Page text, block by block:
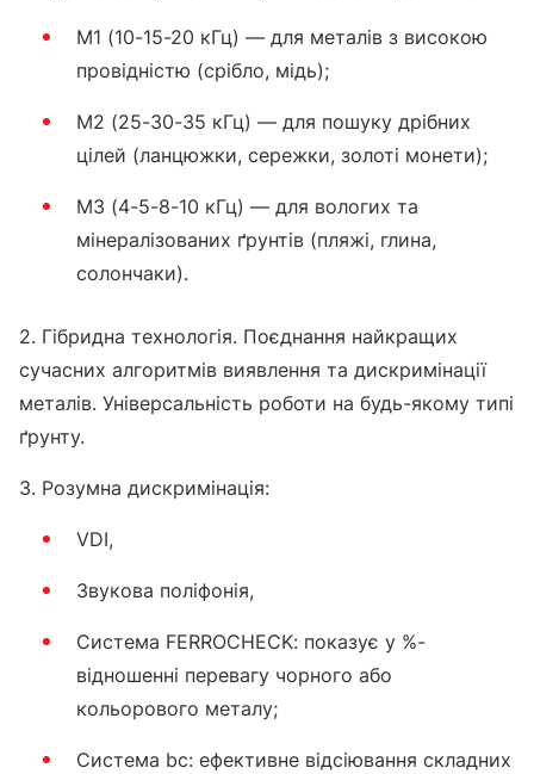
M1 (10-15-20 кГц) — для металів з високою
провідністю (срібло, мідь);
M2 (25-30-35 кГц) — для пошуку дрібних
цілей (ланцюжки, сережки, золоті монети);
M3 (4-5-8-10 кГц) — для вологих та
мінералізованих ґрунтів (пляжі, глина,
солончаки).
2. Гібридна технологія. Поєднання найкращих
сучасних алгоритмів виявлення та дискримінації
металів. Універсальність роботи на будь-якому типі
ґрунту.
3. Розумна дискримінація:
VDI,
Звукова поліфонія,
Система FERROCHECK: показує у %-
відношенні перевагу чорного або
кольорового металу;
Система bc: ефективне відсіювання складних